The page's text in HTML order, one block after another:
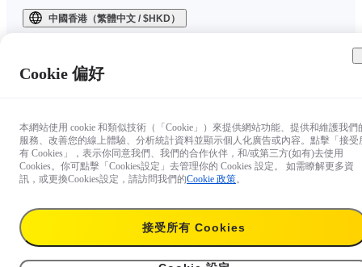
中國香港（繁體中文 / $HKD）
Cookie 偏好
本網站使用 cookie 和類似技術（「Cookie」）來提供網站功能、提供和維護我們
服務、改善您的線上體驗、分析統計資料並顯示個人化廣告或內容。點擊「接受
有 Cookies」，表示你同意我們、我們的合作伙伴，和/或第三方(如有)去使用
Cookies。你可點擊「Cookies設定」去管理你的 Cookies 設定。 如需瞭解更多資
訊，或更換Cookies設定，請訪問我們的Cookie 政策。
接受所有 Cookies